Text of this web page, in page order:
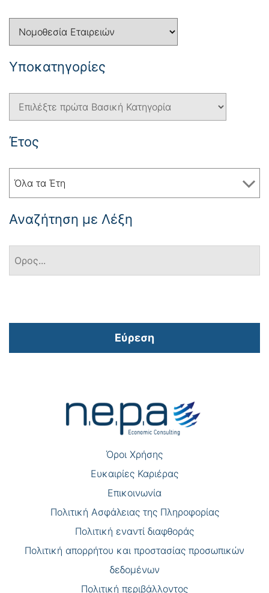
Yποκατηγορίες
Έτος
Όλα τα Έτη
Αναζήτηση με Λέξη
Εύρεση
Όροι Χρήσης
Eυκαιρίες Καριέρας
Επικοινωνία
Πολιτική Ασφάλειας της Πληροφορίας
Πολιτική εναντί διαφθοράς
Πολιτική απορρήτου και προστασίας προσωπικών
δεδομένων
Πολιτική περιβάλλοντος